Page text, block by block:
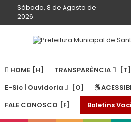
Sábado, 8 de Agosto de
2026
HOME
TRANSPARÊNCIA
E-Sic | Ouvidoria
FALE CONOSCO
Boletins